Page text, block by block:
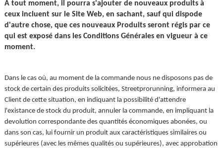
A tout moment, il pourra s'ajouter de nouveaux produits à
ceux incluent sur le Site Web, en sachant, sauf qui dispode
d'autre chose, que ces nouveaux Produits seront régis par ce
qui est exposé dans les Conditions Générales en vigueur à ce
moment.
Dans le cas où, au moment de la commande nous ne disposons pas de
stock de certain des produits solicitées, Streetprorunning, informera au
Client de cette situation, en indiquant la possibilité d'attendre
l'existance de stock du produit, annuler la commande, en impliquant la
devolution correspondante des quantités économiques abonées, ou
dans son cas, lui fournir un produit aux caractéristiques similaires ou
supérieures (avec les mêmes qualités ou supérieures), avec approbation